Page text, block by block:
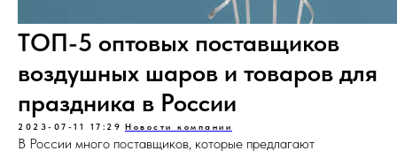
ТОП-5 оптовых поставщиков
воздушных шаров и товаров для
праздника в России
2023-07-11 17:29 Новости компании
В России много поставщиков, которые предлагают